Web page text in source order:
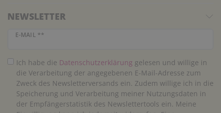
NEWSLETTER
E-MAIL **
Newsletter Honig
Ich habe die Daten­schutz­erklärung gelesen und willige in
die Verarbeitung der angegebenen E-Mail-Adresse zum
Zweck des Newsletterversands ein. Zudem willige ich in die
Speicherung und Verarbeitung meiner Nutzungsdaten in
der Empfängerstatistik des Newslettertools ein. Meine